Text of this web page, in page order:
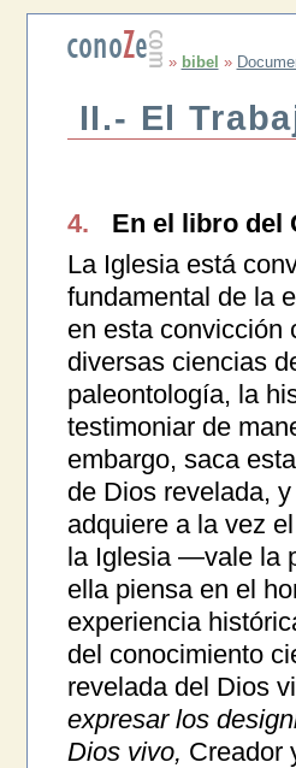
» bibel »
II.- El
4.
En el libro del
La Iglesia está
fundamental de la
en esta convicción
diversas ciencias
paleontología, la
testimoniar de
embargo, saca
de Dios revelada,
adquiere a la vez
la Iglesia —vale la
ella piensa en el
experiencia
del conocimiento
revelada del Dios
expresar los
Dios vivo, Creador